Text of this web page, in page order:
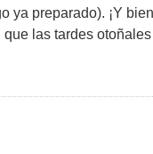
ya preparado). ¡Y
las tardes